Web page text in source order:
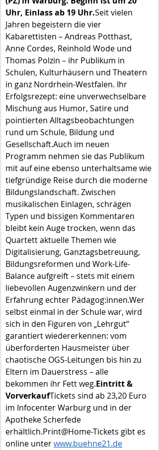
Uhr, Einlass ab 19 Uhr.Seit vielen
Jahren begeistern die vier
Kabarettisten – Andreas Potthast,
Anne Cordes, Reinhold Wode und
Thomas Polzin – ihr Publikum in
Schulen, Kulturhäusern und Theatern
in ganz Nordrhein-Westfalen. Ihr
Erfolgsrezept: eine unverwechselbare
Mischung aus Humor, Satire und
pointierten Alltagsbeobachtungen
rund um Schule, Bildung und
Gesellschaft.Auch im neuen
Programm nehmen sie das Publikum
mit auf eine ebenso unterhaltsame wie
tiefgründige Reise durch die moderne
Bildungslandschaft. Zwischen
musikalischen Einlagen, schrägen
Typen und bissigen Kommentaren
bleibt kein Auge trocken, wenn das
Quartett aktuelle Themen wie
Digitalisierung, Ganztagsbetreuung,
Bildungsreformen und Work-Life-
Balance aufgreift – stets mit einem
liebevollen Augenzwinkern und der
Erfahrung echter Pädagog:innen.Wer
selbst einmal in der Schule war, wird
sich in den Figuren von „Lehrgut“
garantiert wiedererkennen: vom
überforderten Hausmeister über
chaotische OGS-Leitungen bis hin zu
Eltern im Dauerstress – alle
bekommen ihr Fett weg.Eintritt &
VorverkaufTickets sind ab 23,20 Euro
im Infocenter Warburg und in der
Apotheke Scherfede
erhältlich.Print@Home-Tickets gibt es
online unter www.buehne21.de